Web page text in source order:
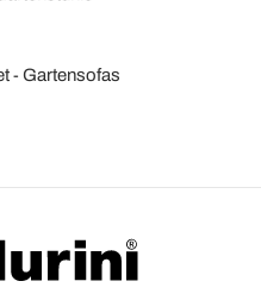
Gartensofas